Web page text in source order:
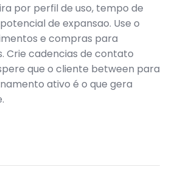
por perfil de uso, tempo de
de expansao. Use o
e compras para
Crie cadencias de contato
que o cliente between para
ativo é o que gera